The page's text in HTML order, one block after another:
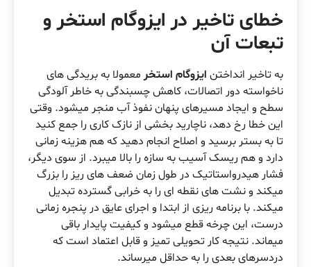
خطای تاخیر در ایزوگام استخر و
تبعات آن
به تاخیر انداختن ایزوگام استخر معمولا به بریدگی های
ناخواسته دور اتصالات، کاهش چسبندگی به خاطر آلودگی
سطح و ایجاد مسیرهای پنهان نفوذ آب منجر میشود. وقتی
این خطا رخ دهد، ناچارید بخشی از نازک کاری را جمع کنید
تا به بستر برسید و اصلاح انجام دهید که هم هزینه زمانی
دارد و هم ریسک آسیب به سازه را بالا میبرد. از سوی دیگر،
فشار هیدرواستاتیک در طول زمان ضعف های ریز را بزرگ
میکند و نشت های نقطه ای را به خرابی گسترده تبدیل
میکند. با برنامه ریزی از ابتدا و اجرای عایق در پنجره زمانی
درست، این چرخه قطع میشود و کیفیت پایدار باقی
میماند. نتیجه کار تحویلی تمیز و قابل اعتماد است که
دردسرهای بعدی را به حداقل میرساند.